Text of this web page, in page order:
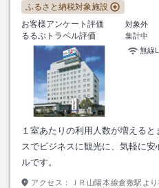
ふるさと納税対象施設
お客様アンケート評価
対象外
るるぶトラベル評価
集計中
無線
１室あたりの利用人数が増える
スでビジネスに観光に、気軽に
ルです。
アクセス： ＪＲ山陽本線倉敷駅よ